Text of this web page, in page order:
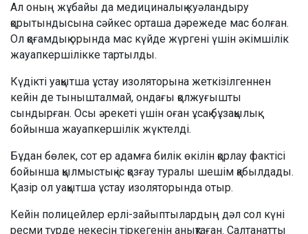
Ал оның жұбайы да медициналық куәландыру
қорытындысына сәйкес орташа дәрежеде мас болған.
Ол қоғамдық орында мас күйде жүргені үшін әкімшілік
жауапкершілікке тартылды.
Күдікті уақытша ұстау изоляторына жеткізілгеннен
кейін де тынышталмай, ондағы қолжуғышты
сындырған. Осы әрекеті үшін оған ұсақ бұзақылық
бойынша жауапкершілік жүктелді.
Бұдан бөлек, сот ер адамға билік өкілін қорлау фактісі
бойынша қылмыстық іс қозғау туралы шешім қабылдады.
Қазір ол уақытша ұстау изоляторында отыр.
Кейін полицейлер ерлі-зайыптылардың дәл сол күні
ресми түрде некесін тіркегенін анықтаған. Салтанатты